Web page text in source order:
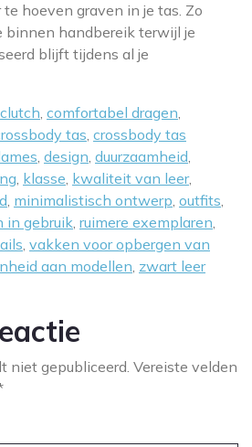
hoeven graven in je tas. Zo
binnen handbereik terwijl je
blijft tijdens al je
clutch, comfortabel dragen,
tas, crossbody tas
, design, duurzaamheid,
, klasse, kwaliteit van leer,
, minimalistisch ontwerp, outfits,
in gebruik, ruimere exemplaren,
, vakken voor opbergen van
aan modellen, zwart leer
niet gepubliceerd. Vereiste velden